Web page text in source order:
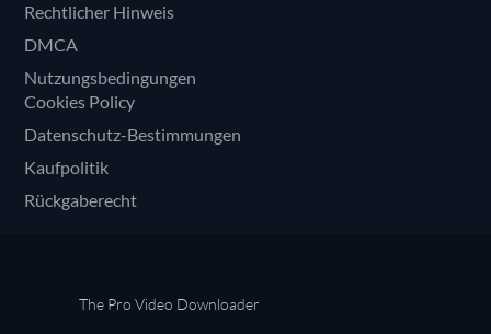
Rechtlicher Hinweis
DMCA
Nutzungsbedingungen
Cookies Policy
Datenschutz-Bestimmungen
Kaufpolitik
Rückgaberecht
The Pro Video Downloader